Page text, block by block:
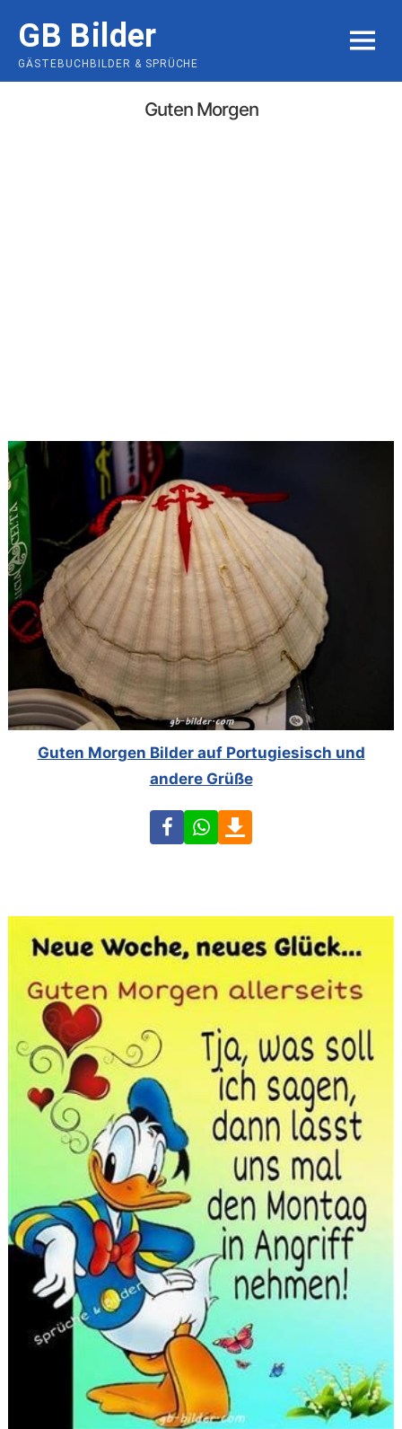
content
GB Bilder
GÄSTEBUCHBILDER & SPRÜCHE
MENU
Guten Morgen
Guten Morgen Bilder auf Portugiesisch und
andere Grüße
FacebookWhatsApp